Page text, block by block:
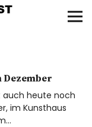
Dezember
auch heute noch
im Kunsthaus